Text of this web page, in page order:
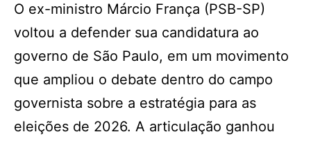
O ex-ministro Márcio França (PSB-SP)
voltou a defender sua candidatura ao
governo de São Paulo, em um movimento
que ampliou o debate dentro do campo
governista sobre a estratégia para as
eleições de 2026. A articulação ganhou